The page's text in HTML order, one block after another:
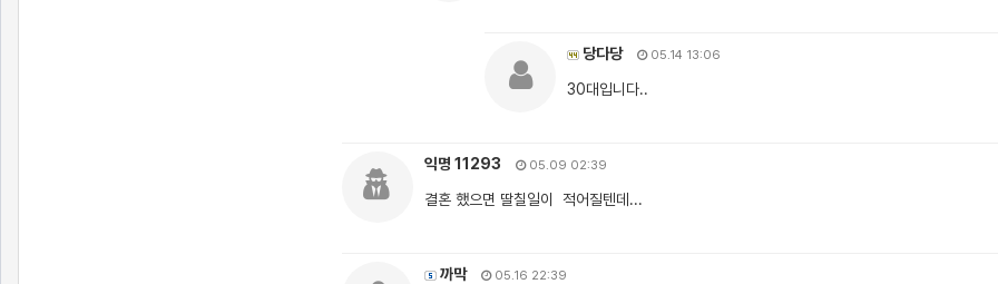
당다당 05.14 13:06
30대입니다..
익명 11293 05.09 02:39
결혼 했으면 딸칠일이 적어질텐데...
까막 05.16 22:39